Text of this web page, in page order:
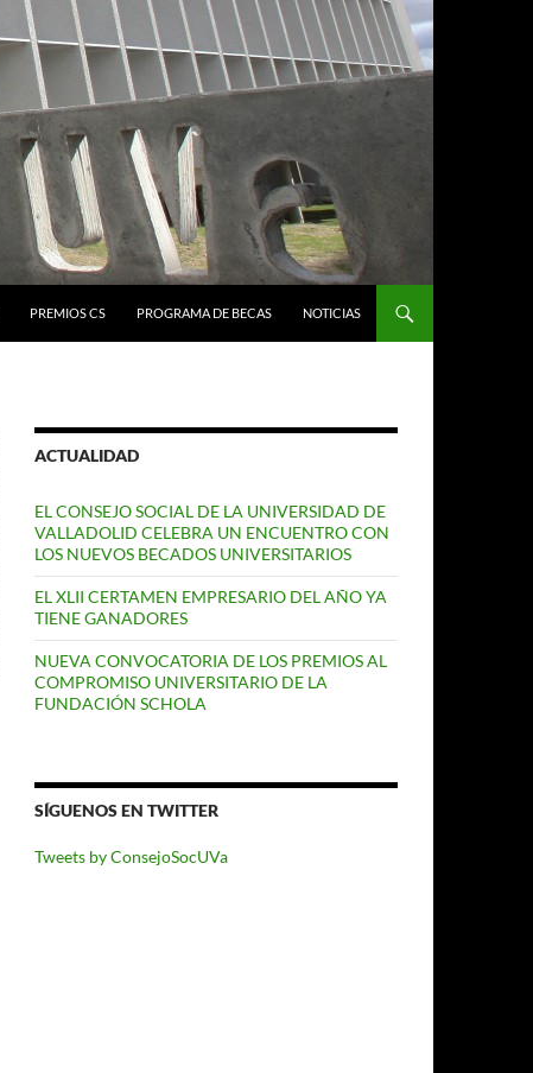
PREMIOS CS PROGRAMA DE BECAS NOTICIAS
ACTUALIDAD
EL CONSEJO SOCIAL DE LA UNIVERSIDAD DE
VALLADOLID CELEBRA UN ENCUENTRO CON
LOS NUEVOS BECADOS UNIVERSITARIOS
EL XLII CERTAMEN EMPRESARIO DEL AÑO YA
TIENE GANADORES
NUEVA CONVOCATORIA DE LOS PREMIOS AL
COMPROMISO UNIVERSITARIO DE LA
FUNDACIÓN SCHOLA
SÍGUENOS EN TWITTER
Tweets by ConsejoSocUVa